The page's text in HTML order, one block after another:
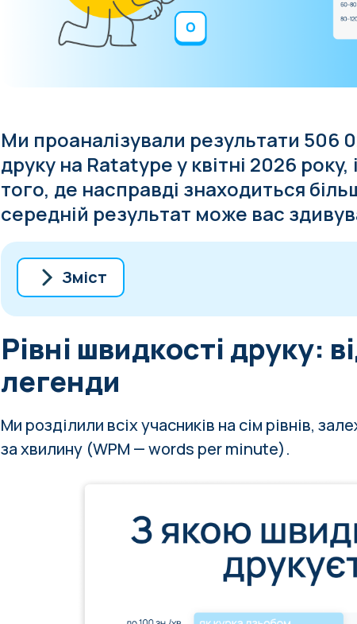
Ми проаналізували результати 506
друку на Ratatype у квітні 2026
того, де насправді знаходиться
середній результат може вас
Зміст
Рівні швидкості друку: від новачка до
Яка ж середня швидкість друку?
Світовий рекорд: 216 WPM у 1946 році
Як покращити свою швидкість друку?
Рівні швидкості друку:
легенди
Ми розділили всіх учасників на сім рівнів,
за хвилину (WPM — words per minute).